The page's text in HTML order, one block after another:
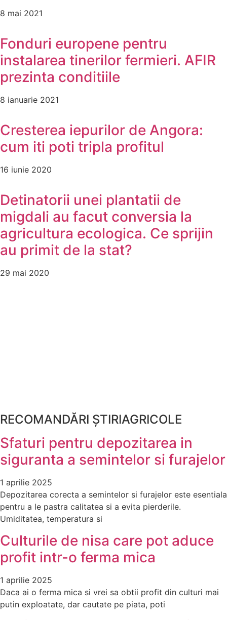
8 mai 2021
Fonduri europene pentru
instalarea tinerilor fermieri. AFIR
prezinta conditiile
8 ianuarie 2021
Cresterea iepurilor de Angora:
cum iti poti tripla profitul
16 iunie 2020
Detinatorii unei plantatii de
migdali au facut conversia la
agricultura ecologica. Ce sprijin
au primit de la stat?
29 mai 2020
RECOMANDĂRI ȘTIRIAGRICOLE
Sfaturi pentru depozitarea in
siguranta a semintelor si furajelor
1 aprilie 2025
Depozitarea corecta a semintelor si furajelor este esentiala
pentru a le pastra calitatea si a evita pierderile.
Umiditatea, temperatura si
Culturile de nisa care pot aduce
profit intr-o ferma mica
1 aprilie 2025
Daca ai o ferma mica si vrei sa obtii profit din culturi mai
putin exploatate, dar cautate pe piata, poti